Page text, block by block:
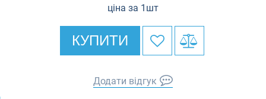
ціна за 1шт
КУПИТИ
Додати відгук